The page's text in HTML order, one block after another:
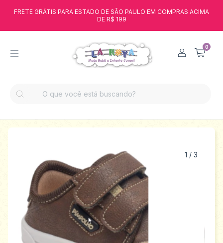
FRETE GRÁTIS PARA ESTADO DE SÃO PAULO EM COMPRAS ACIMA
DE R$ 199
0
1 / 3